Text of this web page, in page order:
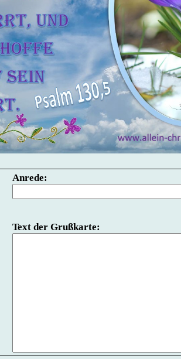
Anrede:
Text der Grußkarte: